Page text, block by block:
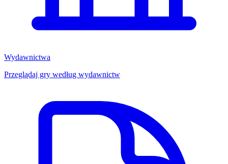
Wydawnictwa
Przeglądaj gry według wydawnictw